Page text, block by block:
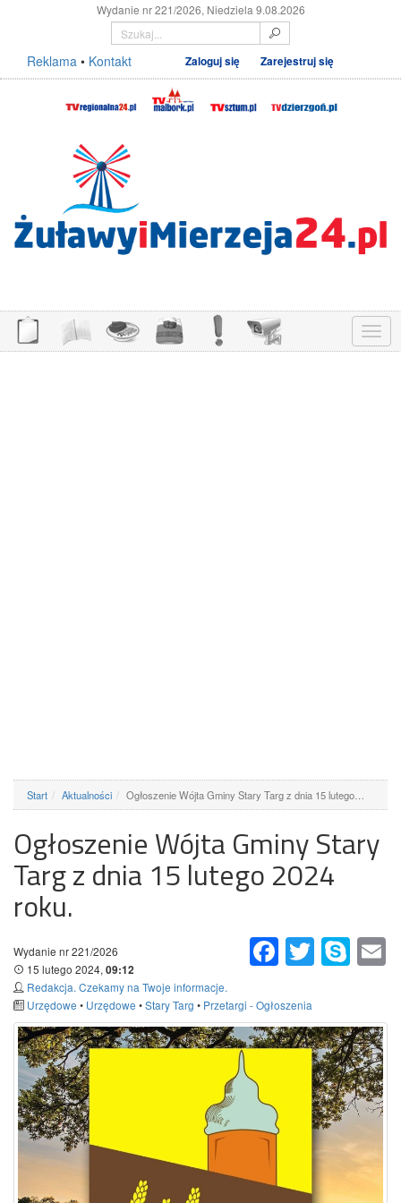
Wydanie nr 221/2026, Niedziela 9.08.2026
Reklama • Kontakt Zaloguj się Zarejestruj się
Menu
Start Aktualności Ogłoszenie Wójta Gminy Stary Targ z dnia 15 lutego…
Ogłoszenie Wójta Gminy Stary
Targ z dnia 15 lutego 2024
roku.
FacebookTwitter Skype
Wydanie nr 221/2026
15 lutego 2024, 09:12
Redakcja. Czekamy na Twoje informacje.
Urzędowe • Urzędowe •Stary Targ • Przetargi - Ogłoszenia